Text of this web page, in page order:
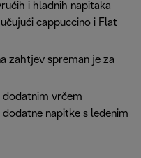
i hladnih napitaka
cappuccino i Flat
zahtjev spreman je za
dodatnim vrčem
napitke s ledenim